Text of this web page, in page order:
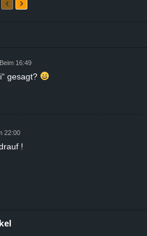
16:49
gesagt?
22:00
!